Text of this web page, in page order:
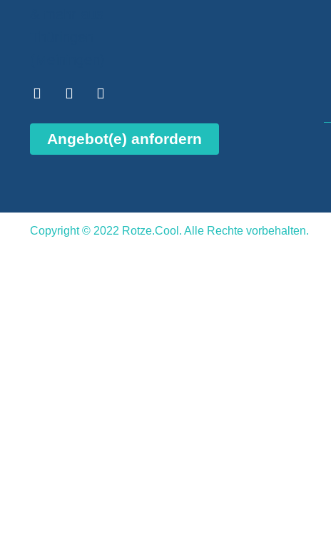
Angebot(e) anfordern
Copyright © 2022 Rotze.Cool. Alle Rechte vorbehalten.